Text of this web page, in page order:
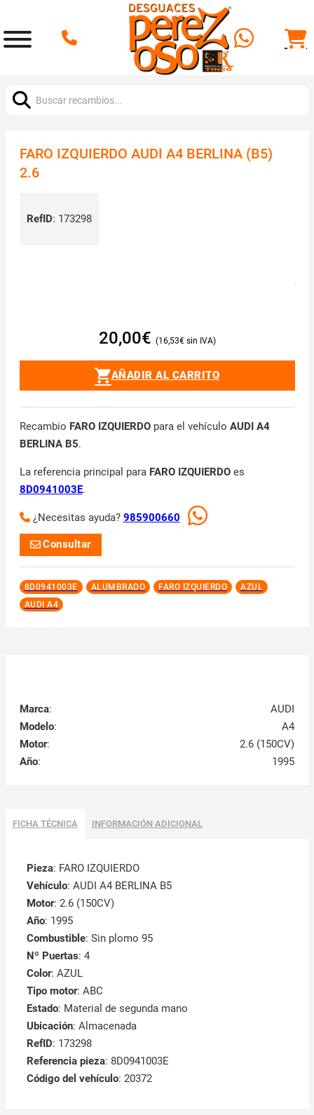
FARO IZQUIERDO AUDI A4 BERLINA (B5)
2.6
RefID: 173298
20,00€ 16,53€
AÑADIR AL CARRITO
Recambio FARO IZQUIERDOpara el vehículo AUDI A4
BERLINA B5.
La referencia principal para FARO IZQUIERDOes
8D0941003E.
¿Necesitas ayuda? 985900660
Consultar
8D0941003E ALUMBRADO FARO IZQUIERDO
AZUL
AUDI A4
Marca:
AUDI
Modelo:
A4
Motor:
2.6 (150CV)
Año: 1995
FICHA TÉCNICA INFORMACIÓN ADICIONAL
Pieza: FARO IZQUIERDO
Vehículo: AUDI A4 BERLINA B5
Motor: 2.6 (150CV)
Año: 1995
Combustible: Sin plomo 95
Nº Puertas: 4
Color: AZUL
Tipo motor: ABC
Estado: Material de segunda mano
Ubicación: Almacenada
RefID: 173298
Referencia pieza: 8D0941003E
Código del vehículo: 20372